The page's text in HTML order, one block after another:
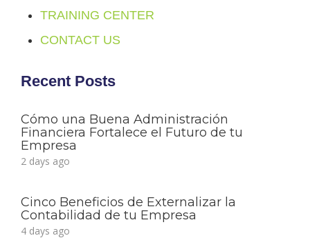
TRAINING CENTER
CONTACT US
Recent Posts
Cómo una Buena Administración
Financiera Fortalece el Futuro de tu
Empresa
2 days ago
Cinco Beneficios de Externalizar la
Contabilidad de tu Empresa
4 days ago